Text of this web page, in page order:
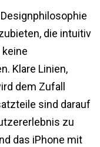
die intuitiv
Klare Linien,
dem Zufall
sind darauf
zu
das iPhone mit